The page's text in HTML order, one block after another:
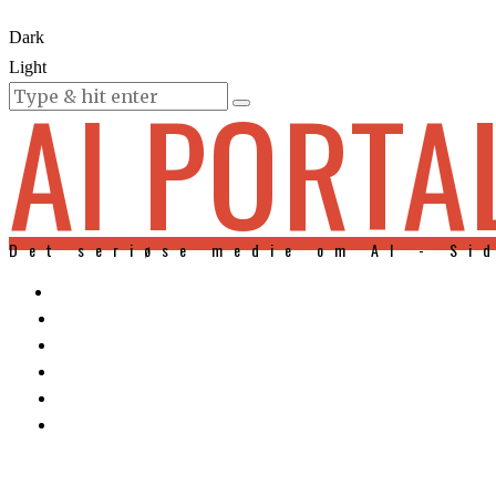
Dark
Light
KURSER
AI
Det seriøse medie om AI -